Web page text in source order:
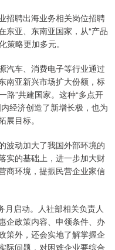
聘出海业务相关岗位招聘
东亚、东南亚国家，从“产品
策略更加多元。
车、消费电子等行业通过
南亚新兴市场扩大份额，标
路”共建国家。这种“多点开
经济创造了新增长极，也为
目标。
动加大了我国外部环境的
实的基础上，进一步加大财
商环境，提振民营企业家信
启动。人社部相关负责人
企政策内容、申领条件、办
策外，还会实地了解掌握企
际问题，对困难企业要综合